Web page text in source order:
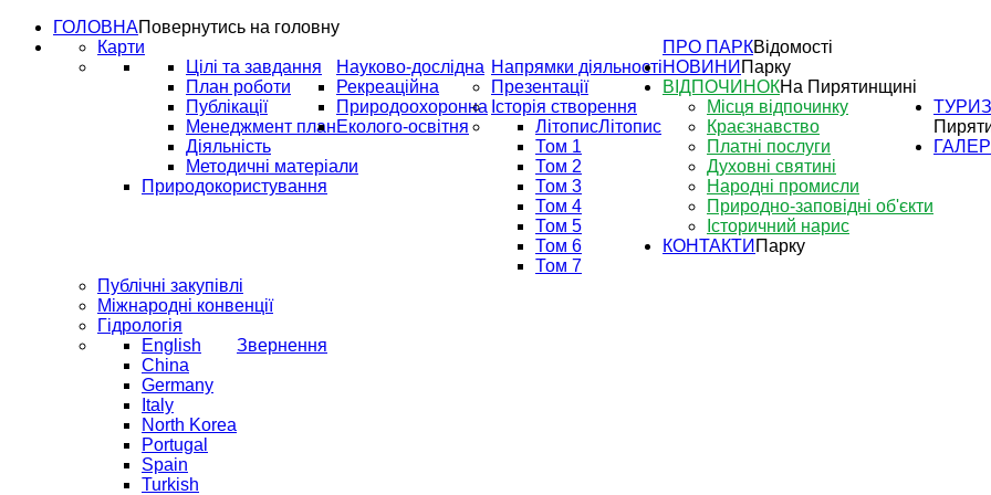
ГОЛОВНАПовернутись на головну
ПРО ПАРКВідомості
Карти
Напрямки діяльності
Науково-дослідна
Цілі та завдання
План роботи
Публікації
Менеджмент план
Рекреаційна
Природоохоронна
Еколого-освітня
Діяльність
Методичні матеріали
Природокористування
Презентації
Історія створення
Літопис
Літопис
Том 1
Том 2
Том 3
Том 4
Том 5
Том 6
Том 7
Публічні закупівлі
Міжнародні конвенції
Гідрологія
Звернення
English
China
Germany
Italy
North Korea
Portugal
Spain
Turkish
НОВИНИ Парку
ВІДПОЧИНОКНа Пирятинщині
Місця відпочинку
Краєзнавство
Платні послуги
Духовні святині
Народні промисли
Природно-заповідні об'єкти
Історичний нарис
КОНТАКТИ Парку